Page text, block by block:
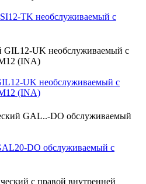
TK необслуживаемый с
UK необслуживаемый с
(INA)
DO обслуживаемый с